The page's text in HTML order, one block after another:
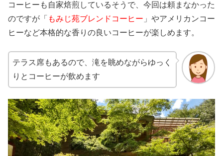
コーヒーも自家焙煎しているそうで、今回は頼まなかった
のですが「 もみじ苑ブレンドコーヒー 」やアメリカンコー
ヒーなど本格的な香りの良いコーヒーが楽しめます。
テラス席もあるので、滝を眺めながらゆっく
りとコーヒーが飲めます